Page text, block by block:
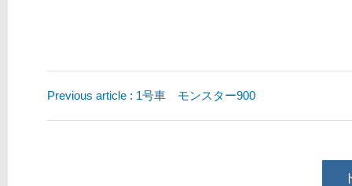
Previous article : 1号車 モンスター900